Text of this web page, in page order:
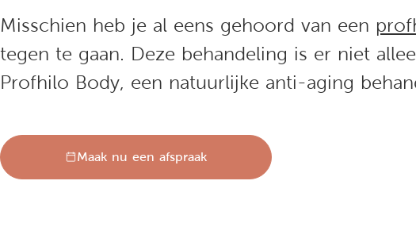
Misschien heb je al eens gehoord van een
tegen te gaan. Deze behandeling is er niet
Profhilo Body, een natuurlijke anti-aging
Maak nu een afspraak